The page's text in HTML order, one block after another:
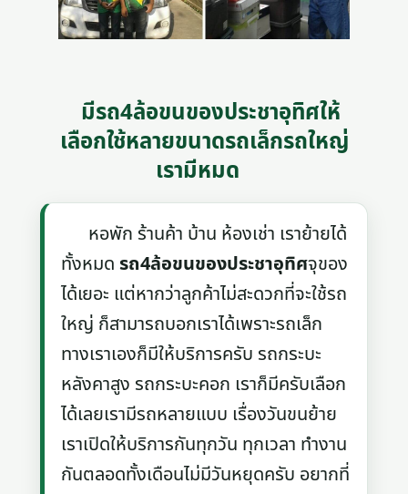
มีรถ4ล้อขนของประชาอุทิศให้
เลือกใช้หลายขนาดรถเล็กรถใหญ่
เรามีหมด
หอพัก ร้านค้า บ้าน ห้องเช่า เราย้ายได้
ทั้งหมดรถ4ล้อขนของประชาอุทิศจุของ
ได้เยอะ แต่หากว่าลูกค้าไม่สะดวกที่จะใช้รถ
ใหญ่ ก็สามารถบอกเราได้เพราะรถเล็ก
ทางเราเองก็มีให้บริการครับ รถกระบะ
หลังคาสูง รถกระบะคอก เราก็มีครับเลือก
ได้เลยเรามีรถหลายแบบ เรื่องวันขนย้าย
เราเปิดให้บริการกันทุกวัน ทุกเวลา ทำงาน
กันตลอดทั้งเดือนไม่มีวันหยุดครับ อยากที่